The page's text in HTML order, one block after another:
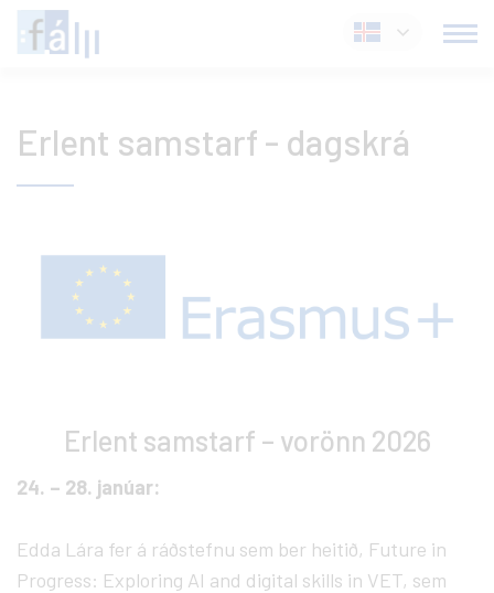
Fara
í
Íslenska
Erlent samstarf - dagskrá
Erlent samstarf – vorönn 2026
24. – 28. janúar:
Edda Lára fer á ráðstefnu sem ber heitið, Future in
Progress: Exploring AI and digital skills in VET, sem